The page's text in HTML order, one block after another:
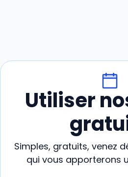
Utiliser
Simples, gratuits, venez
qui vous apporterons